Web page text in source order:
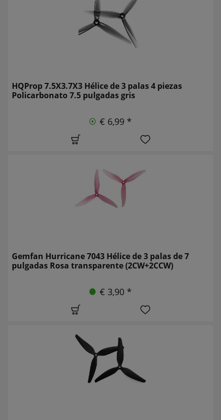
HQProp 7.5X3.7X3 Hélice de 3 palas 4 piezas
Policarbonato 7.5 pulgadas gris
€ 6,99 *
Gemfan Hurricane 7043 Hélice de 3 palas de 7
pulgadas Rosa transparente (2CW+2CCW)
€ 3,90 *